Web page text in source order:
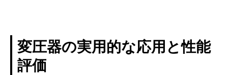
変圧器の実用的な応用と性能
評価